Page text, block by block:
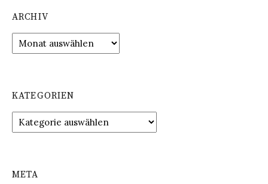
ARCHIV
Archiv
KATEGORIEN
Kategorien
META